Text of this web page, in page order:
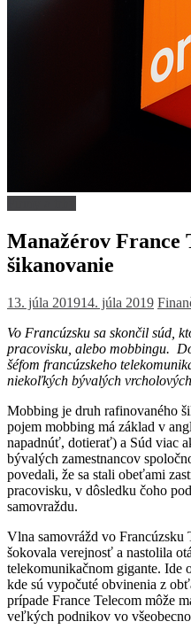
Manažérov France
šikanovanie
13. júla 201914. júla 2019
Vo Francúzsku sa skončil súd,
pracovisku, alebo mobbingu.
šéfom francúzskeho
niekoľkých bývalých
Mobbing je druh rafinovaného
pojem mobbing má základ v
napadnúť, dotierať) a Súd viac
bývalých zamestnancov
povedali, že sa stali obeťami
pracovisku, v dôsledku čoho
samovraždu.
Vlna samovrážd vo Francúzsku
šokovala verejnosť a nastolila
telekomunikačnom gigante. Ide
kde sú vypočuté obvinenia z
prípade France Telecom môže
veľkých podnikov vo